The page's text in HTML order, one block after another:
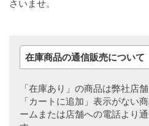
さいませ。
在庫商品の通信販売について
「在庫あり」の商品は弊社店
「カートに追加」表示がない
ームまたは店舗への電話より